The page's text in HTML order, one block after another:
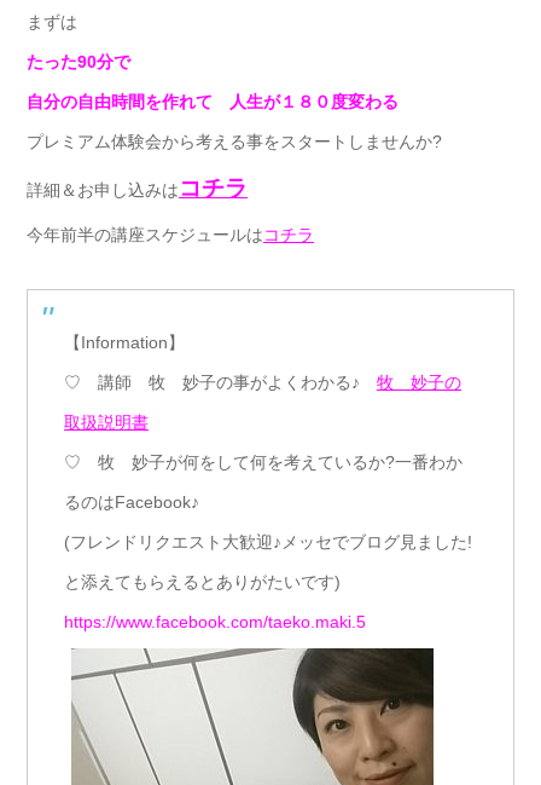
まずは
たった90分で
自分の自由時間を作れて 人生が１８０度変わる
プレミアム体験会から考える事をスタートしませんか?
詳細＆お申し込みはコチラ
今年前半の講座スケジュールはコチラ
【Information】
♡ 講師 牧 妙子の事がよくわかる♪ 牧 妙子の
取扱説明書
♡ 牧 妙子が何をして何を考えているか?一番わか
るのはFacebook♪
(フレンドリクエスト大歓迎♪メッセでブログ見ました!
と添えてもらえるとありがたいです)
https://www.facebook.com/taeko.maki.5